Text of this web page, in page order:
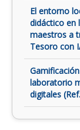
El entorno
didáctico en
maestros a
Tesoro con
laboratorio
digitales